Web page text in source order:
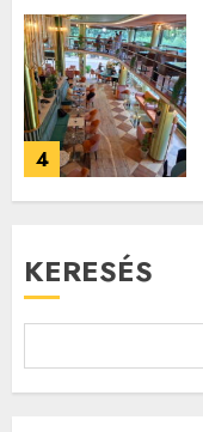
4
KERESÉS